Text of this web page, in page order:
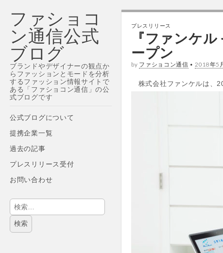
ファショコ
ン通信公式
ブログ
ブランドやデザイナーの観点か
らファッションとモードを分析
するファッション情報サイトで
ある「ファショコン通信」の公
式ブログです
Main
menu
Skip
content
公式ブログについて
提携企業一覧
過去の記事
プレスリリース受付
お問い合わせ
検
索:
プレスリリース
『ファンケ
ープン
by ファショコン通信 • 2018年5
株式会社ファンケルは、